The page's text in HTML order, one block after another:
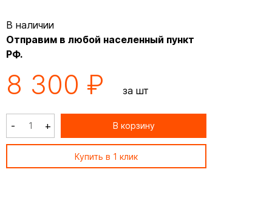
В наличии
Отправим в любой населенный пункт
РФ.
8 300 ₽ за шт
- + В корзину
Купить в 1 клик